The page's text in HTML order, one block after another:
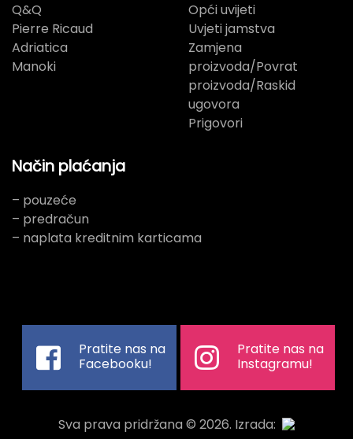
Q&Q
Pierre Ricaud
Adriatica
Manoki
Opći uvijeti
Uvjeti jamstva
Zamjena
proizvoda/Povrat
proizvoda/Raskid
ugovora
Prigovori
Način plaćanja
– pouzeće
– predračun
– naplata kreditnim karticama
Pratite nas na
Facebooku!
Pratite nas na
Instagramu!
Sva prava pridržana © 2026. Izrada: